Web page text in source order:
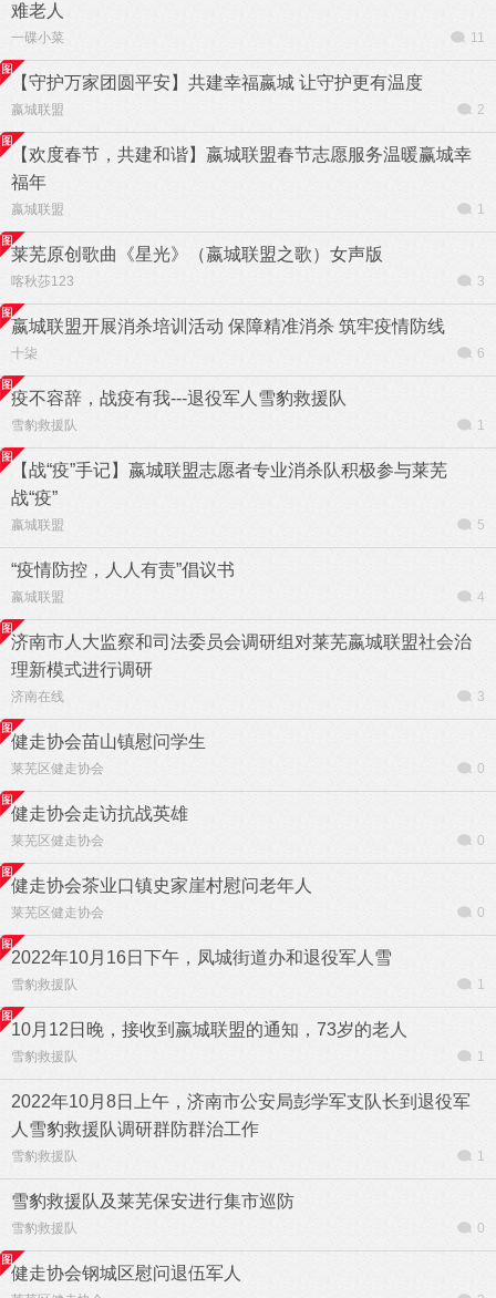
难老人
一碟小菜 11
【守护万家团圆平安】共建幸福嬴城 让守护更有温度
嬴城联盟 2
【欢度春节，共建和谐】嬴城联盟春节志愿服务温暖赢城幸
福年
嬴城联盟 1
莱芜原创歌曲《星光》（嬴城联盟之歌）女声版
喀秋莎123 3
嬴城联盟开展消杀培训活动 保障精准消杀 筑牢疫情防线
十柒 6
疫不容辞，战疫有我---退役军人雪豹救援队
雪豹救援队 1
【战“疫”手记】嬴城联盟志愿者专业消杀队积极参与莱芜
战“疫”
嬴城联盟 5
“疫情防控，人人有责”倡议书
嬴城联盟 4
济南市人大监察和司法委员会调研组对莱芜嬴城联盟社会治
理新模式进行调研
济南在线 3
健走协会苗山镇慰问学生
莱芜区健走协会 0
健走协会走访抗战英雄
莱芜区健走协会 0
健走协会茶业口镇史家崖村慰问老年人
莱芜区健走协会 0
2022年10月16日下午，凤城街道办和退役军人雪
雪豹救援队 1
10月12日晚，接收到嬴城联盟的通知，73岁的老人
雪豹救援队 1
2022年10月8日上午，济南市公安局彭学军支队长到退役军
人雪豹救援队调研群防群治工作
雪豹救援队 1
雪豹救援队及莱芜保安进行集市巡防
雪豹救援队 0
健走协会钢城区慰问退伍军人